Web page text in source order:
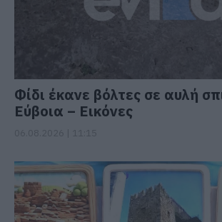
Φίδι έκανε βόλτες σε αυλή
Εύβοια – Εικόνες